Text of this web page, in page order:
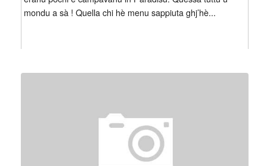
mondu a sà ! Quella chi hè menu sappiuta ghj’hè...